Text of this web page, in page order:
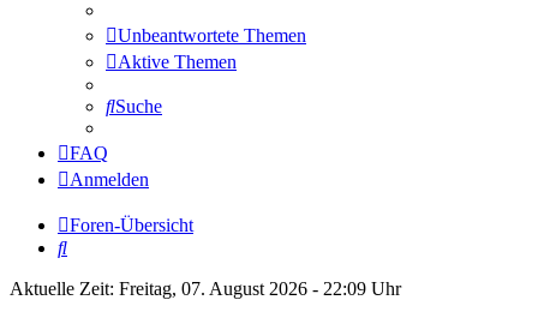
Unbeantwortete Themen
Aktive Themen
Suche
FAQ
Anmelden
Foren-Übersicht
Suche
Aktuelle Zeit: Freitag, 07. August 2026 - 22:09 Uhr